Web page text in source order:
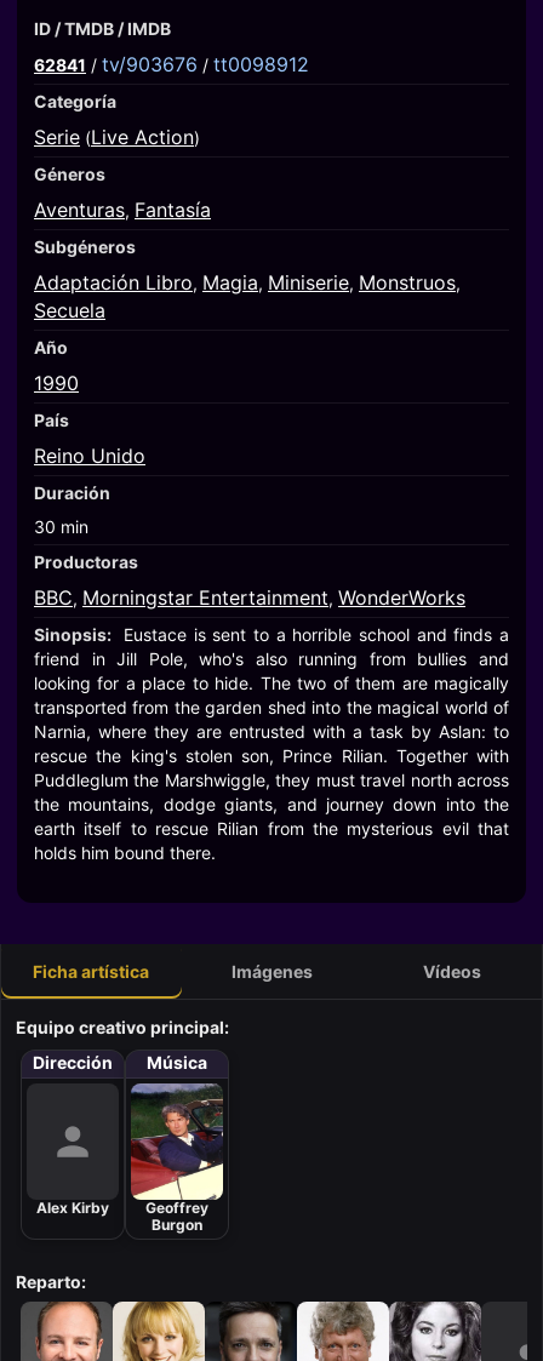
ID / TMDB / IMDB
62841 / tv/903676 / tt0098912
Categoría
Serie (Live Action)
Géneros
Aventuras, Fantasía
Subgéneros
Adaptación Libro, Magia, Miniserie, Monstruos,
Secuela
Año
1990
País
Reino Unido
Duración
30 min
Productoras
BBC, Morningstar Entertainment, WonderWorks
Sinopsis:
Eustace is sent to a horrible school and finds a
friend in Jill Pole, who's also running from bullies and
looking for a place to hide. The two of them are magically
transported from the garden shed into the magical world of
Narnia, where they are entrusted with a task by Aslan: to
rescue the king's stolen son, Prince Rilian. Together with
Puddleglum the Marshwiggle, they must travel north across
the mountains, dodge giants, and journey down into the
earth itself to rescue Rilian from the mysterious evil that
holds him bound there.
Ficha artística Imágenes Vídeos
Equipo creativo principal:
Dirección
Alex Kirby
Música
Geoffrey
Burgon
Reparto: